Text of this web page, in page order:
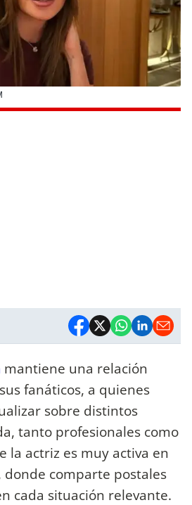
mantiene una relación
fanáticos, a quienes
sobre distintos
tanto profesionales como
la actriz es muy activa en
donde comparte postales
cada situación relevante.